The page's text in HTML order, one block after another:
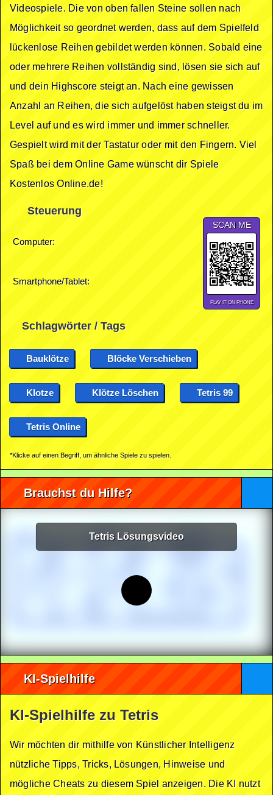
Videospiele. Die von oben fallen Steine sollen nach
Möglichkeit so geordnet werden, dass auf dem Spielfeld
lückenlose Reihen gebildet werden können. Sobald eine
oder mehrere Reihen vollständig sind, lösen sie sich auf
und dein Highscore steigt an. Nach eine gewissen
Anzahl an Reihen, die sich aufgelöst haben steigst du im
Level auf und es wird immer und immer schneller.
Gespielt wird mit der Tastatur oder mit den Fingern. Viel
Spaß bei dem Online Game wünscht dir Spiele
Kostenlos Online.de!
Steuerung
Computer:
Smartphone/Tablet:
SCAN ME
PLAY IT ON PHONE
Schlagwörter / Tags
Bauklötze Blöcke Verschieben
Klotze Klötze Löschen Tetris 99
Tetris Online
*Klicke auf einen Begriff, um ähnliche Spiele zu spielen.
Brauchst du Hilfe?
Tetris Lösungsvideo
KI-Spielhilfe
KI-Spielhilfe zu Tetris
Wir möchten dir mithilfe von Künstlicher Intelligenz
nützliche Tipps, Tricks, Lösungen, Hinweise und
mögliche Cheats zu diesem Spiel anzeigen. Die KI nutzt